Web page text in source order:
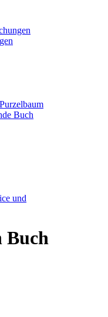
Buch
und
Buch